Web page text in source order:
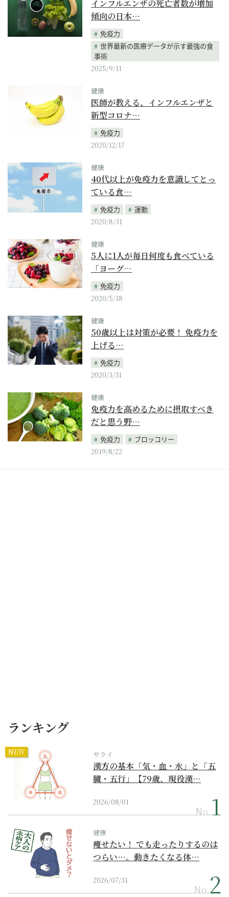
インフルエンザの死亡者数が増加
傾向の日本…
免疫力
世界最新の医療データが示す最強の食
事術
2025/9/11
健康
医師が教える、インフルエンザと
新型コロナ…
免疫力
2020/12/17
健康
40代以上が免疫力を意識してとっ
ている食…
免疫力
運動
2020/8/31
健康
5人に1人が毎日何度も食べている
「ヨーグ…
免疫力
2020/5/18
健康
50歳以上は対策が必要！ 免疫力を
上げる…
免疫力
2020/3/31
健康
免疫力を高めるために摂取すべき
だと思う野…
免疫力
ブロッコリー
2019/8/22
ランキング
NEW サライ
漢方の基本「気・血・水」と「五
臓・五行」【79歳、現役漢…
2026/08/01
No.
健康
痩せたい！ でも走ったりするのは
つらい…。動きたくなる体…
2026/07/31
No.